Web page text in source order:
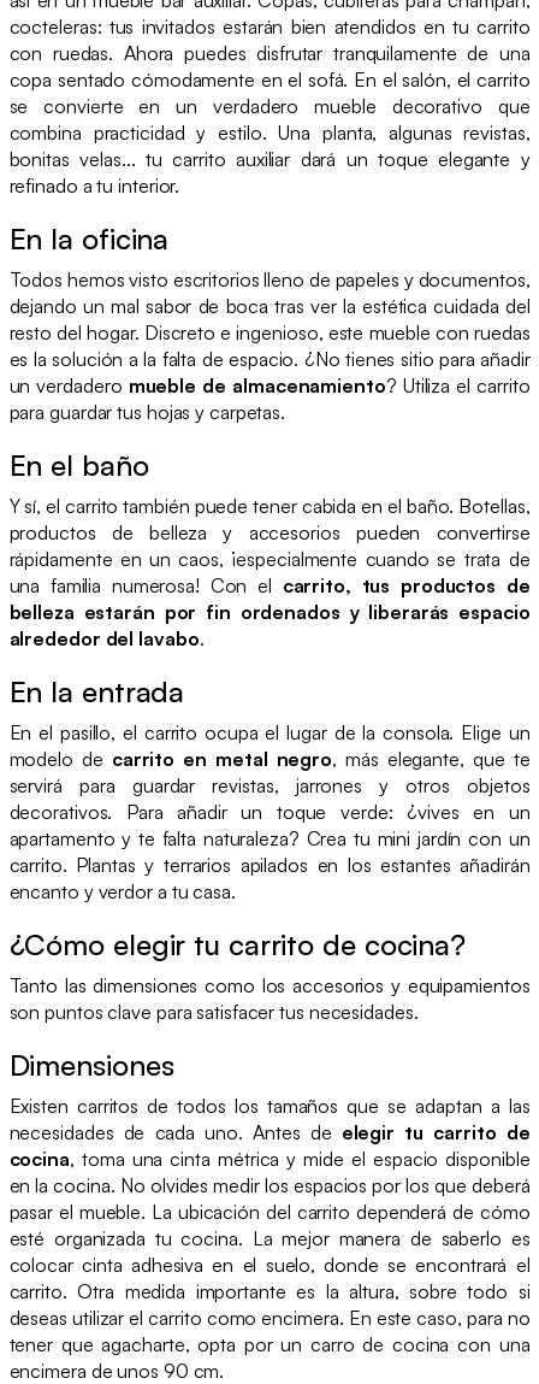
cocteleras: tus invitados estarán bien atendidos en tu carrito
con ruedas. Ahora puedes disfrutar tranquilamente de una
copa sentado cómodamente en el sofá. En el salón, el carrito
se convierte en un verdadero mueble decorativo que
combina practicidad y estilo. Una planta, algunas revistas,
bonitas velas... tu carrito auxiliar dará un toque elegante y
refinado a tu interior.
En la oficina
Todos hemos visto escritorios lleno de papeles y documentos,
dejando un mal sabor de boca tras ver la estética cuidada del
resto del hogar. Discreto e ingenioso, este mueble con ruedas
es la solución a la falta de espacio. ¿No tienes sitio para añadir
un verdadero mueble de almacenamiento? Utiliza el carrito
para guardar tus hojas y carpetas.
En el baño
Y sí, el carrito también puede tener cabida en el baño. Botellas,
productos de belleza y accesorios pueden convertirse
rápidamente en un caos, ¡especialmente cuando se trata de
una familia numerosa! Con el carrito, tus productos de
belleza estarán por fin ordenados y liberarás espacio
alrededor del lavabo.
En la entrada
En el pasillo, el carrito ocupa el lugar de la consola. Elige un
modelo de carrito en metal negro, más elegante, que te
servirá para guardar revistas, jarrones y otros objetos
decorativos. Para añadir un toque verde: ¿vives en un
apartamento y te falta naturaleza? Crea tu mini jardín con un
carrito. Plantas y terrarios apilados en los estantes añadirán
encanto y verdor a tu casa.
¿Cómo elegir tu carrito de cocina?
Tanto las dimensiones como los accesorios y equipamientos
son puntos clave para satisfacer tus necesidades.
Dimensiones
Existen carritos de todos los tamaños que se adaptan a las
necesidades de cada uno. Antes de elegir tu carrito de
cocina, toma una cinta métrica y mide el espacio disponible
en la cocina. No olvides medir los espacios por los que deberá
pasar el mueble. La ubicación del carrito dependerá de cómo
esté organizada tu cocina. La mejor manera de saberlo es
colocar cinta adhesiva en el suelo, donde se encontrará el
carrito. Otra medida importante es la altura, sobre todo si
deseas utilizar el carrito como encimera. En este caso, para no
tener que agacharte, opta por un carro de cocina con una
encimera de unos 90 cm.